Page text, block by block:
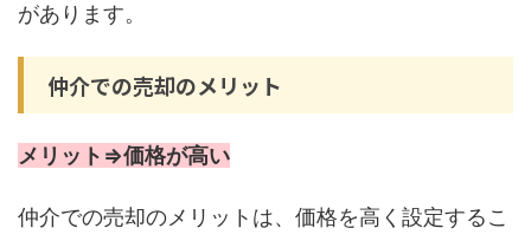
があります。
仲介での売却のメリット
メリット⇒価格が高い
仲介での売却のメリットは、価格を高く設定するこ